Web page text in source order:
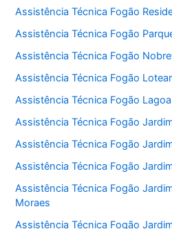
Assistência Técnica Fogão
Assistência Técnica Fogão
Assistência Técnica Fogão
Assistência Técnica Fogão
Assistência Técnica Fogão
Assistência Técnica Fogão
Assistência Técnica Fogão
Assistência Técnica Fogão
Assistência Técnica Fogão
Moraes
Assistência Técnica Fogão